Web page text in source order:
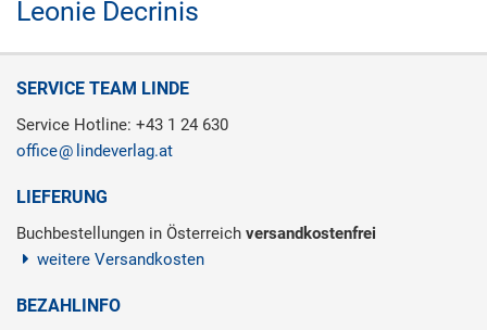
Leonie Decrinis
SERVICE TEAM LINDE
Service Hotline: +43 1 24 630
office
lindeverlag.at
LIEFERUNG
Buchbestellungen in Österreich versandkostenfrei
weitere Versandkosten
BEZAHLINFO